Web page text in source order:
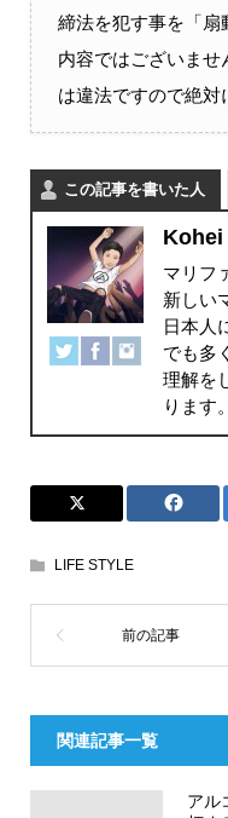
締法を犯す事を「扇
内容ではございま
は違法ですので絶対
この記事を書いた人
Kohei
マリフ
新しい
日本人
でも多
理解を
ります。
LIFE STYLE
関連記事一覧
アル